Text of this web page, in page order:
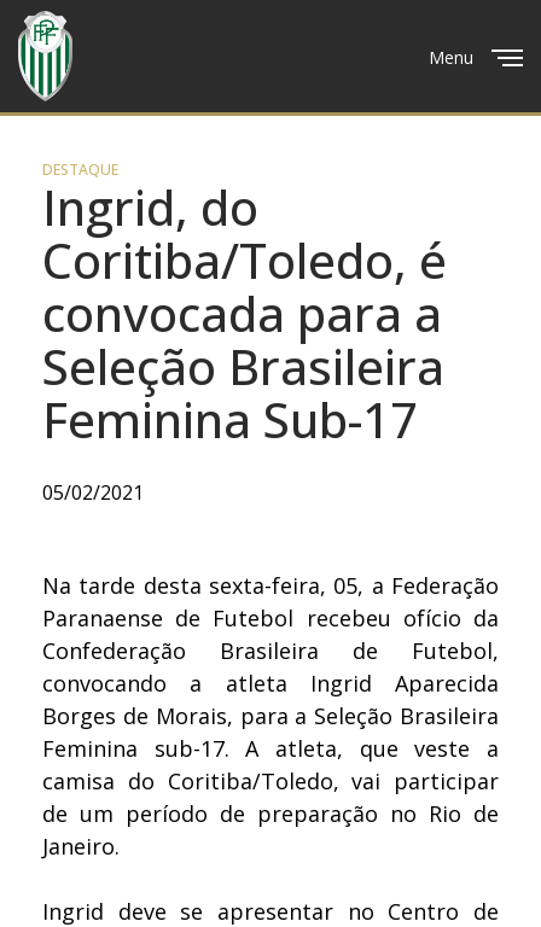
Menu
DESTAQUE
Ingrid, do
Coritiba/Toledo, é
convocada para a
Seleção Brasileira
Feminina Sub-17
05/02/2021
Na tarde desta sexta-feira, 05, a Federação
Paranaense de Futebol recebeu ofício da
Confederação Brasileira de Futebol,
convocando a atleta Ingrid Aparecida
Borges de Morais, para a Seleção Brasileira
Feminina sub-17. A atleta, que veste a
camisa do Coritiba/Toledo, vai participar
de um período de preparação no Rio de
Janeiro.
Ingrid deve se apresentar no Centro de